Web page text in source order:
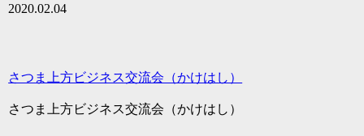
2020.02.04
さつま上方ビジネス交流会（かけはし）
さつま上方ビジネス交流会（かけはし）